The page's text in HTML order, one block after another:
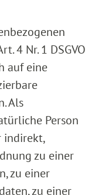
4 Nr. 1 DSGVO
auf eine
Als
Person
indirekt,
zu einer
zu einer
zu einer